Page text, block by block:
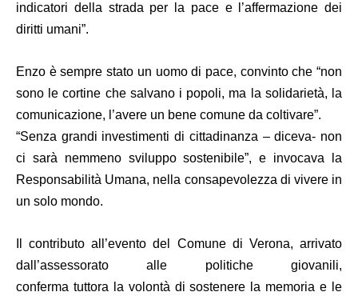
indicatori della strada per la pace e l’affermazione dei
diritti umani”.
Enzo è sempre stato un uomo di pace, convinto che “non
sono le cortine che salvano i popoli, ma la solidarietà, la
comunicazione, l’avere un bene comune da coltivare”.
“Senza grandi investimenti di cittadinanza – diceva- non
ci sarà nemmeno sviluppo sostenibile”, e invocava la
Responsabilità Umana, nella consapevolezza di vivere in
un solo mondo.
Il contributo all’evento del Comune di Verona, arrivato
dall’assessorato alle politiche giovanili,
conferma tuttora la volontà di sostenere la memoria e le